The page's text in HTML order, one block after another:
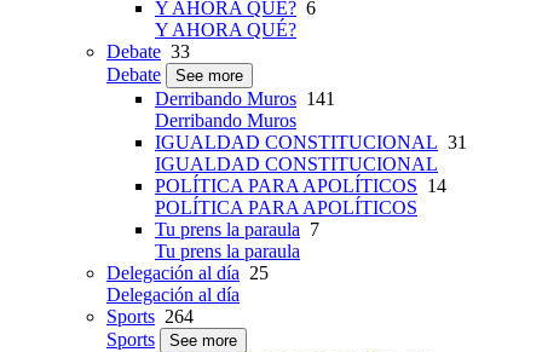
Y AHORA QUÉ? 6
Y AHORA QUÉ?
Debate 33
Debate
See more
Derribando Muros 141
Derribando Muros
IGUALDAD CONSTITUCIONAL 31
IGUALDAD CONSTITUCIONAL
POLÍTICA PARA APOLÍTICOS 14
POLÍTICA PARA APOLÍTICOS
Tu prens la paraula 7
Tu prens la paraula
Delegación al día 25
Delegación al día
Sports 264
Sports
See more